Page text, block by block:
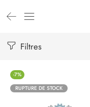
Filtres
-7%
RUPTURE DE STOCK